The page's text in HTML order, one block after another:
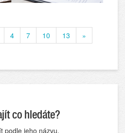
4 7 10 13 »
co hledáte?
podle jeho názvu.